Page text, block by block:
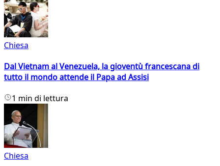
Chiesa
Dal Vietnam al Venezuela, la gioventù francescana di
tutto il mondo attende il Papa ad Assisi
1 min di lettura
Chiesa